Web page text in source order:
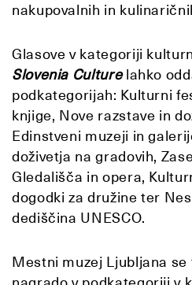
nakupovalnih in
Glasove v kategoriji
Slovenia Culture lahko
podkategorijah: Kulturni
knjige, Nove razstave in
Edinstveni muzeji in
doživetja na gradovih,
Gledališča in opera,
dogodki za družine ter
dediščina UNESCO.
Mestni muzej Ljubljana